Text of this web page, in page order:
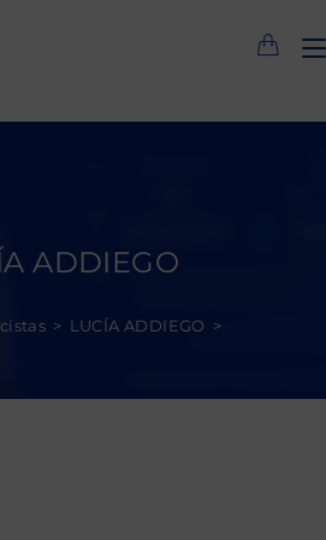
ADDIEGO
> LUCÍA ADDIEGO >